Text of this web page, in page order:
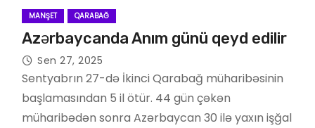
MANŞET QARABAĞ
Azərbaycanda Anım günü qeyd edilir
Sen 27, 2025
Sentyabrın 27-də İkinci Qarabağ müharibəsinin
başlamasından 5 il ötür. 44 gün çəkən
müharibədən sonra Azərbaycan 30 ilə yaxın işğal